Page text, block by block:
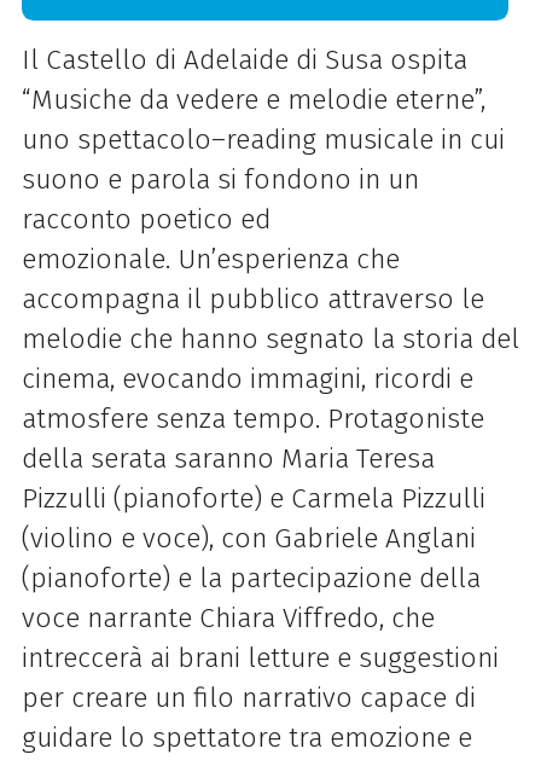
Il Castello di Adelaide di Susa ospita
“Musiche da vedere e melodie eterne”,
uno spettacolo–reading musicale in cui
suono e parola si fondono in un
racconto poetico ed
emozionale. Un’esperienza che
accompagna il pubblico attraverso le
melodie che hanno segnato la storia del
cinema, evocando immagini, ricordi e
atmosfere senza tempo. Protagoniste
della serata saranno Maria Teresa
Pizzulli (pianoforte) e Carmela Pizzulli
(violino e voce), con Gabriele Anglani
(pianoforte) e la partecipazione della
voce narrante Chiara Viffredo, che
intreccerà ai brani letture e suggestioni
per creare un filo narrativo capace di
guidare lo spettatore tra emozione e